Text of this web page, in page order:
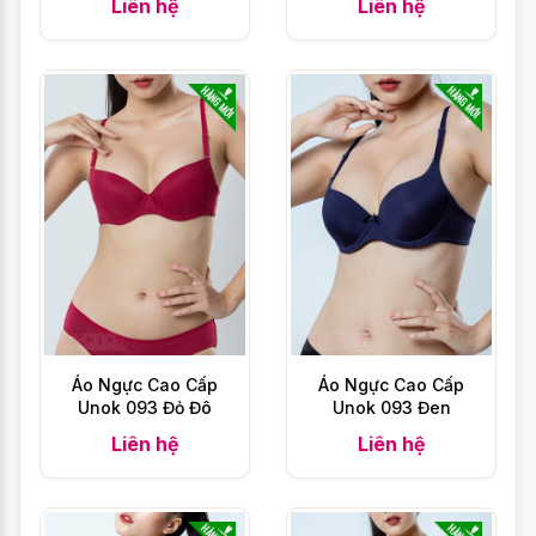
dụng và phù hợp với đại đa số khách hàng.
Dưới đây là bảng chọn size áo ngủ theo 2
chỉ số là cân nặng và chiều cao của
cavana, bạn có thể tham khảo để lựa chọn
cho mình những chiếc váy ngủ phù hợp
nhất.
Ngoài ra, CAVANA.VN cũng có một số lưu
sẽ có một vài sự khác biệt về size. Về điều
nếu có sự khác biệt.
Liên hệ Liên hệ
Áo Ngực Cao Cấp
Unok 093 Đỏ Đô
Liên hệ
Áo Ngực Cao Cấp
Unok 093 Đen
Liên hệ